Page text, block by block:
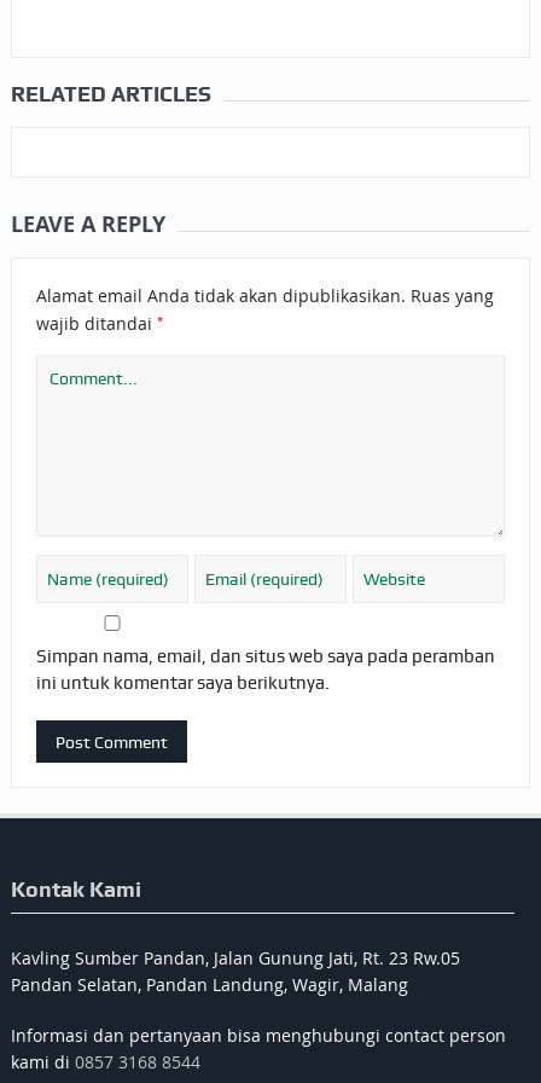
RELATED ARTICLES
LEAVE A REPLY
Alamat email Anda tidak akan dipublikasikan. Ruas yang
wajib ditandai *
Simpan nama, email, dan situs web saya pada peramban
ini untuk komentar saya berikutnya.
Kontak Kami
Kavling Sumber Pandan, Jalan Gunung Jati, Rt. 23 Rw.05
Pandan Selatan, Pandan Landung, Wagir, Malang
Informasi dan pertanyaan bisa menghubungi contact person
kami di 0857 3168 8544